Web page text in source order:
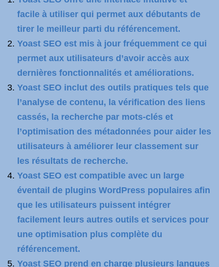
facile à utiliser qui permet aux débutants de
tirer le meilleur parti du référencement.
Yoast SEO est mis à jour fréquemment ce qui
permet aux utilisateurs d’avoir accès aux
dernières fonctionnalités et améliorations.
Yoast SEO inclut des outils pratiques tels que
l’analyse de contenu, la vérification des liens
cassés, la recherche par mots-clés et
l’optimisation des métadonnées pour aider les
utilisateurs à améliorer leur classement sur
les résultats de recherche.
Yoast SEO est compatible avec un large
éventail de plugins WordPress populaires afin
que les utilisateurs puissent intégrer
facilement leurs autres outils et services pour
une optimisation plus complète du
référencement.
Yoast SEO prend en charge plusieurs langues